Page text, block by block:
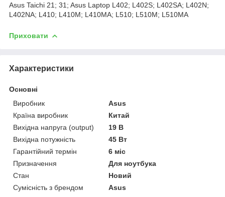
Asus Taichi 21; 31; Asus Laptop L402; L402S; L402SA; L402N;
L402NA; L410; L410M; L410MA; L510; L510M; L510MA
Приховати
Характеристики
Основні
Виробник
Asus
Країна виробник
Китай
Вихідна напруга (output)
19 В
Вихідна потужність
45 Вт
Гарантійний термін
6 міс
Призначення
Для ноутбука
Стан
Новий
Сумісність з брендом
Asus